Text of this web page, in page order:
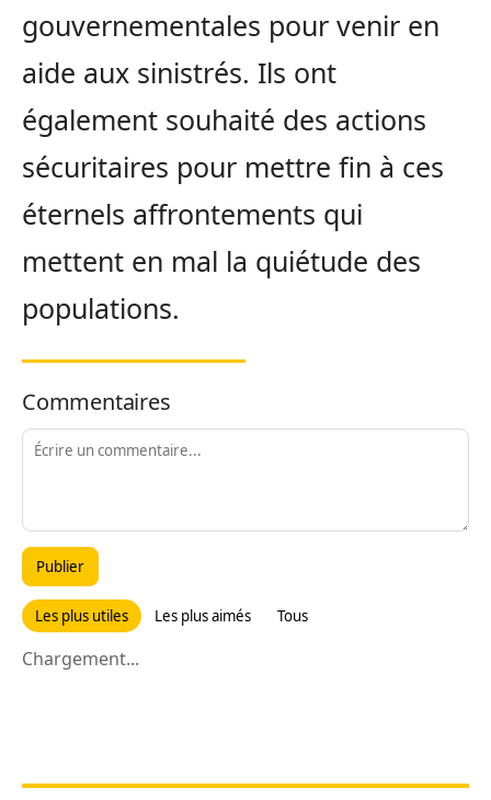
gouvernementales pour venir en
aide aux sinistrés. Ils ont
également souhaité des actions
sécuritaires pour mettre fin à ces
éternels affrontements qui
mettent en mal la quiétude des
populations.
Commentaires
Publier
Les plus utiles Les plus aimés Tous
Chargement...